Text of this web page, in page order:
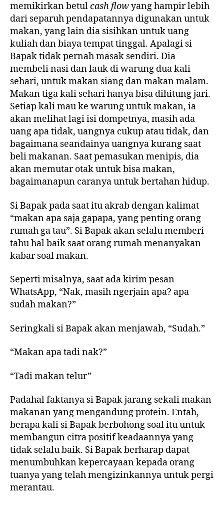
memikirkan betulcash flowyang hampir lebih
dari separuh pendapatannya digunakan untuk
makan, yang lain dia sisihkan untuk uang
kuliah dan biaya tempat tinggal. Apalagi si
Bapak tidak pernah masak sendiri. Dia
membeli nasi dan lauk di warung dua kali
sehari, untuk makan siang dan makan malam.
Makan tiga kali sehari hanya bisa dihitung jari.
Setiap kali mau ke warung untuk makan, ia
akan melihat lagi isi dompetnya, masih ada
uang apa tidak, uangnya cukup atau tidak, dan
bagaimana seandainya uangnya kurang saat
beli makanan. Saat pemasukan menipis, dia
akan memutar otak untuk bisa makan,
bagaimanapun caranya untuk bertahan hidup.
Si Bapak pada saat itu akrab dengan kalimat
“makan apa saja gapapa, yang penting orang
rumah ga tau”. Si Bapak akan selalu memberi
tahu hal baik saat orang rumah menanyakan
kabar soal makan.
Seperti misalnya, saat ada kirim pesan
WhatsApp, “Nak, masih ngerjain apa? apa
sudah makan?”
Seringkali si Bapak akan menjawab, “Sudah.”
“Makan apa tadi nak?”
“Tadi makan telur”
Padahal faktanya si Bapak jarang sekali makan
makanan yang mengandung protein. Entah,
berapa kali si Bapak berbohong soal itu untuk
membangun citra positif keadaannya yang
tidak selalu baik. Si Bapak berharap dapat
menumbuhkan kepercayaan kepada orang
tuanya yang telah mengizinkannya untuk pergi
merantau.